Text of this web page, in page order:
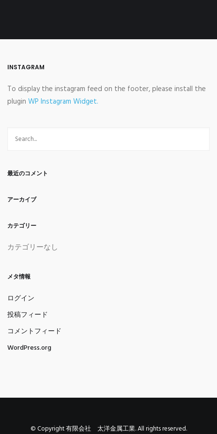
INSTAGRAM
To display the instagram feed on the footer, please install the
plugin WP Instagram Widget.
最近のコメント
アーカイブ
カテゴリー
カテゴリーなし
メタ情報
ログイン
投稿フィード
コメントフィード
WordPress.org
© Copyright 有限会社 太洋金属工業. All rights reserved.